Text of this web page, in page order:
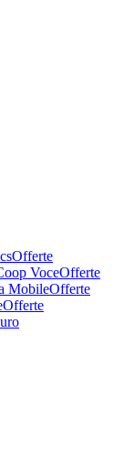
Offerte
VoceOfferte
MobileOfferte
Offerte